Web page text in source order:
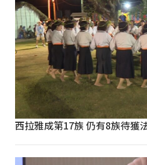
西拉雅成第17族 仍有8族待獲